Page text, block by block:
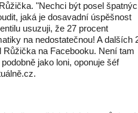
"Nechci být posel
jaká je dosavadní úspěšnost
usuzuji, že 27 procent
na nedostatečnou! A dalších
Růžička na Facebooku. Není tam
jako loni, oponuje šéf